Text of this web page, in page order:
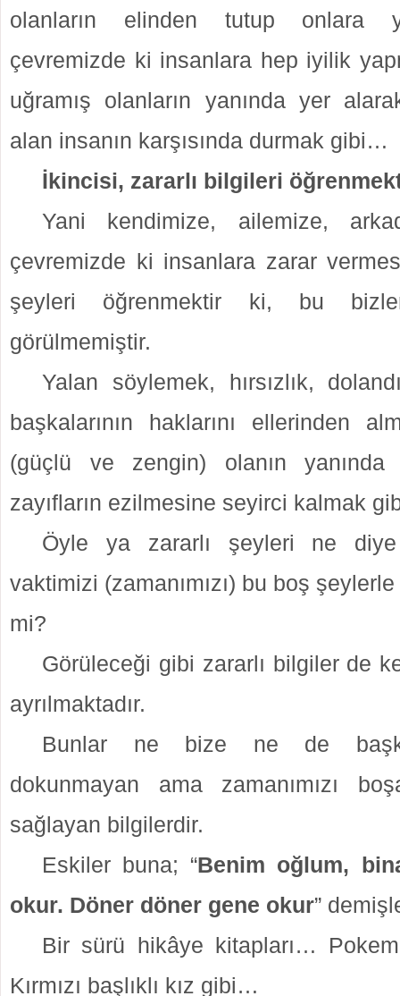
olanların elinden tutup onlara
çevremizde ki insanlara hep iyilik
uğramış olanların yanında yer
alan insanın karşısında durmak gibi…
İkincisi, zararlı bilgileri
Yani kendimize, ailemize,
çevremizde ki insanlara zarar
şeyleri öğrenmektir ki, bu
görülmemiştir.
Yalan söylemek, hırsızlık,
başkalarının haklarını ellerinden
(güçlü ve zengin) olanın
zayıfların ezilmesine seyirci kalmak
Öyle ya zararlı şeyleri ne
vaktimizi (zamanımızı) bu boş
mi?
Görüleceği gibi zararlı bilgiler de
ayrılmaktadır.
Bunlar ne bize ne de
dokunmayan ama zamanımızı
sağlayan bilgilerdir.
Eskiler buna; “Benim oğlum,
okur. Döner döner gene okur”
Bir sürü hikâye kitapları…
Kırmızı başlıklı kız gibi…